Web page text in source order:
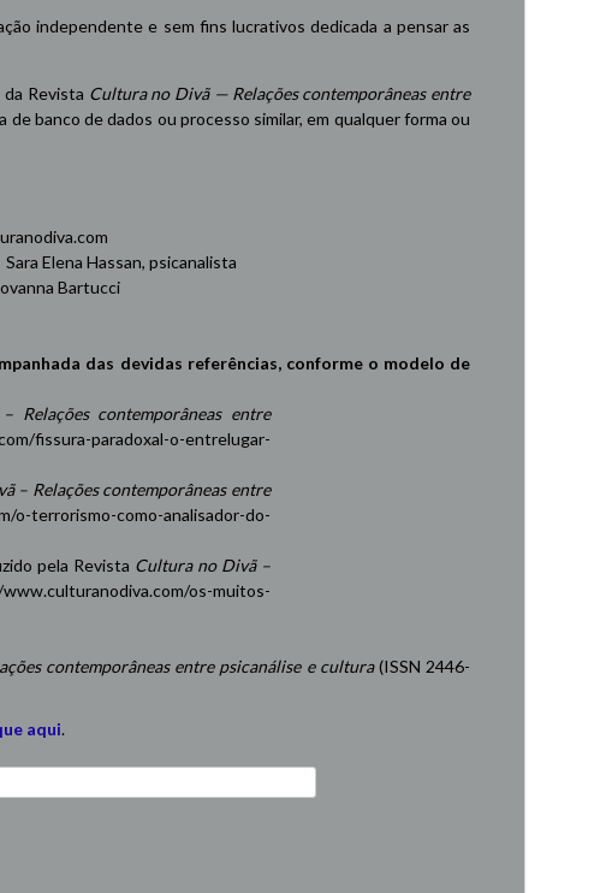
independente e sem fins lucrativos dedicada a pensar as
Revista Cultura no Divã — Relações contemporâneas entre
banco de dados ou processo similar, em qualquer forma ou
Elena Hassan, psicanalista
Bartucci
das devidas referências, conforme o modelo de
Relações contemporâneas entre
fissura-paradoxal-o-entrelugar-
– Relações contemporâneas entre
o-terrorismo-como-analisador-do-
pela Revista Cultura no Divã –
os-muitos-
contemporâneas entre psicanálise e cultura(ISSN 2446-
aqui.